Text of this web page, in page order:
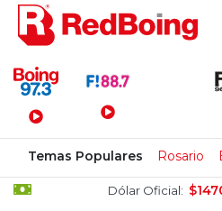
Menú Principal
Temas Populares Rosario
Dólar Oficial: $1470 /